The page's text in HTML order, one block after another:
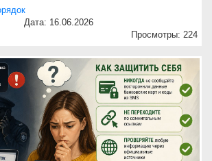
Дата: 16.06.2026
Просмотры: 224